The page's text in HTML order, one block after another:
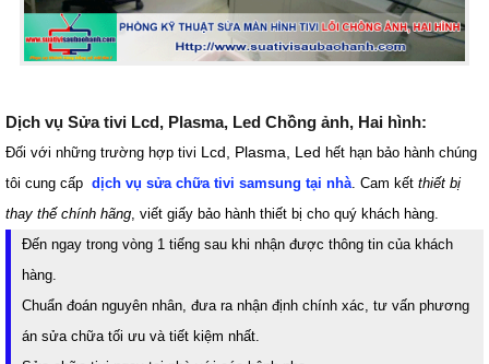
Dịch vụ Sửa tivi Lcd, Plasma, Led Chồng ảnh, Hai hình:
Đối với những trường hợp tivi Lcd, Plasma, Led hết hạn bảo hành chúng
tôi cung cấp dịch vụ sửa chữa tivi samsung tại nhà. Cam kết thiết bị
thay thế chính hãng, viết giấy bảo hành thiết bị cho quý khách hàng.
Đến ngay trong vòng 1 tiếng sau khi nhận được thông tin của khách
hàng.
Chuẩn đoán nguyên nhân, đưa ra nhận định chính xác, tư vấn phương
án sửa chữa tối ưu và tiết kiệm nhất.